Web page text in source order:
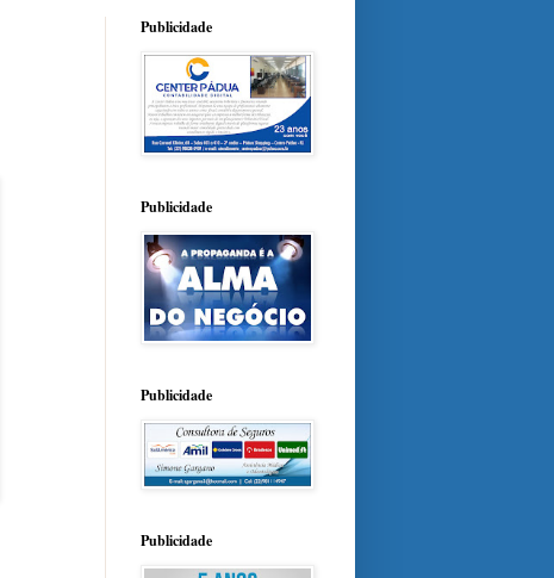
Publicidade
Publicidade
Publicidade
Publicidade